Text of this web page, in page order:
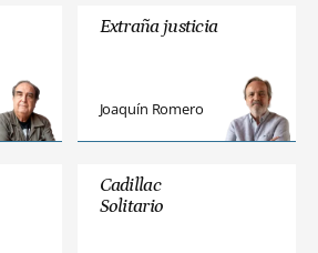
Extraña justicia
Joaquín Romero
Cadillac
Solitario